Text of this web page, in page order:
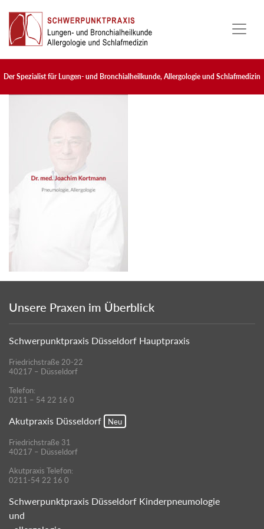
Der Spezialist für Lungen- und Bronchialheilkunde, Allergologie und Schlafmedizin
Unsere Praxen im Überblick
Schwerpunktpraxis Düsseldorf Hauptpraxis
Friedrichstraße 20-22
40217 – Düsseldorf
Telefon:
0211 – 54 22 16 0
Akutpraxis Düsseldorf
Neu
Friedrichstraße 31
40217 – Düsseldorf
Akutpraxis Telefon:
0211-54 22 16 0
Schwerpunktpraxis Düsseldorf Kinderpneumologie
und